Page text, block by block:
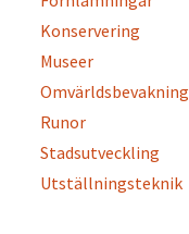
Konservering
Museer
Omvärldsbevakning
Runor
Stadsutveckling
Utställningsteknik